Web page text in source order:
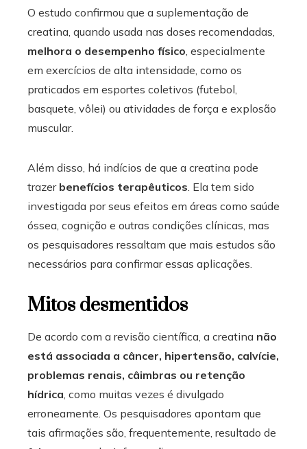
O estudo confirmou que a suplementação de
creatina, quando usada nas doses recomendadas,
melhora o desempenho físico , especialmente
em exercícios de alta intensidade, como os
praticados em esportes coletivos (futebol,
basquete, vôlei) ou atividades de força e explosão
muscular.
Além disso, há indícios de que a creatina pode
trazer benefícios terapêuticos . Ela tem sido
investigada por seus efeitos em áreas como saúde
óssea, cognição e outras condições clínicas, mas
os pesquisadores ressaltam que mais estudos são
necessários para confirmar essas aplicações.
Mitos desmentidos
De acordo com a revisão científica, a creatina não
está associada a câncer, hipertensão, calvície,
problemas renais, câimbras ou retenção
hídrica , como muitas vezes é divulgado
erroneamente. Os pesquisadores apontam que
tais afirmações são, frequentemente, resultado de